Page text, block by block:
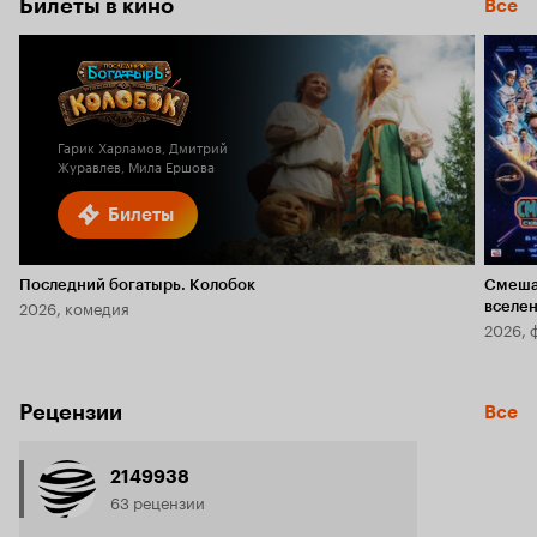
Билеты в кино Все
Билеты
Гарик Харламов, Дмитрий
Журавлев, Мила Ершова
Последний богатырь. Колобок
2026, комедия
2026,
Рецензии Все
2149938
63 рецензии